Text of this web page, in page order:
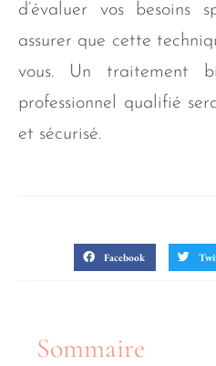
d’évaluer vos besoins
assurer que cette
vous. Un traitement
professionnel qualifié
et sécurisé.
Facebook
Sommaire